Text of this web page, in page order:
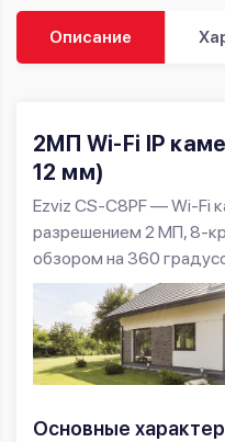
Описание
2МП Wi-Fi IP
12 мм)
Ezviz CS-C8PF — Wi-Fi
разрешением 2 МП, 8-
обзором на 360
Основные